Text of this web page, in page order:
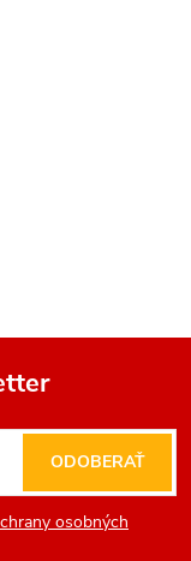
osobných
ODOBERAŤ